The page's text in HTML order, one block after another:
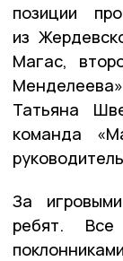
позиции
из
Магас,
Татьяна
команда
За
ребят.